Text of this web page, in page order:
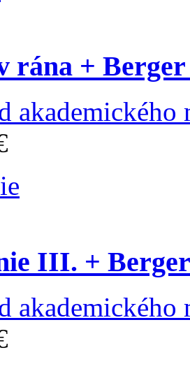
rána +
akademického
III. +
akademického